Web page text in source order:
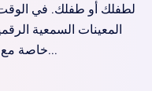
لطفلك أو طفلك. في
المعينات السمعية
خاصة مع أحدث التقنيات في التصميم والتطبيق...